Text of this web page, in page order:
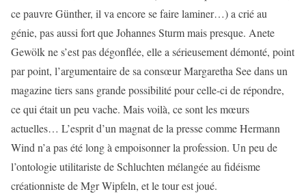
ce pauvre Günther, il va encore se faire laminer…) a crié au
génie, pas aussi fort que Johannes Sturm mais presque. Anete
Gewölk ne s’est pas dégonflée, elle a sérieusement démonté, point
par point, l’argumentaire de sa consœur Margaretha See dans un
magazine tiers sans grande possibilité pour celle-ci de répondre,
ce qui était un peu vache. Mais voilà, ce sont les mœurs
actuelles… L’esprit d’un magnat de la presse comme Hermann
Wind n’a pas été long à empoisonner la profession. Un peu de
l’ontologie utilitariste de Schluchten mélangée au fidéisme
créationniste de Mgr Wipfeln, et le tour est joué.